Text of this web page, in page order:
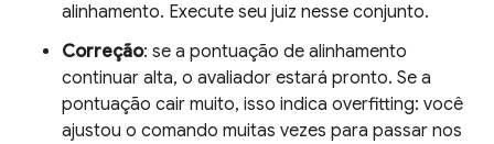
alinhamento. Execute seu juiz nesse conjunto.
Correção: se a pontuação de alinhamento
continuar alta, o avaliador estará pronto. Se a
pontuação cair muito, isso indica overfitting: você
ajustou o comando muitas vezes para passar nos